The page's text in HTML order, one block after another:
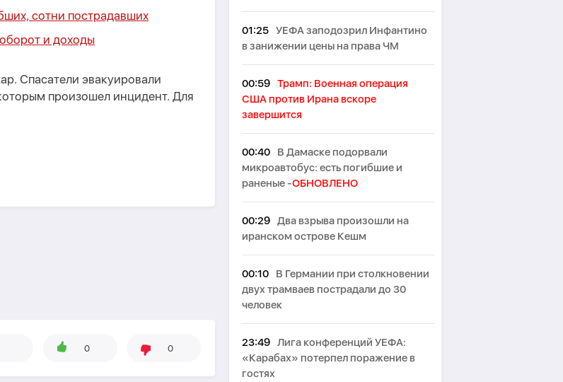
сотни пострадавших
и доходы
Спасатели эвакуировали
произошел инцидент. Для
0 0
01:25 УЕФА заподозрил Инфантино
в занижении цены на права ЧМ
00:59 Трамп: Военная операция
США против Ирана вскоре
завершится
00:40
В Дамаске подорвали
микроавтобус: есть погибшие и
раненые -ОБНОВЛЕНО
00:29 Два взрыва произошли на
иранском острове Кешм
00:10
В Германии при столкновении
двух трамваев пострадали до 30
человек
23:49 Лига конференций УЕФА:
«Карабах» потерпел поражение в
гостях